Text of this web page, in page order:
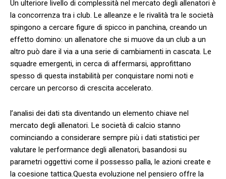
Un ulteriore livello di complessità nel mercato​ degli allenatori è
​la ⁣concorrenza tra⁢ i ⁣club. ‌Le alleanze e le‌ rivalità tra le ⁤società
‌spingono a⁣ cercare figure di spicco ⁤in panchina, creando un
effetto ​domino: un‍ allenatore ⁢che si muove da ⁤un club a un
altro può dare il via a una⁣ serie di cambiamenti⁢ in‌ cascata. Le
squadre ‍emergenti, in cerca di ⁤affermarsi, ⁢approfittano
spesso di questa instabilità per conquistare nomi noti⁣ e‌
cercare ​un percorso di crescita accelerato.
l’analisi⁢ dei dati sta diventando un elemento chiave nel
mercato ⁢degli allenatori.‍ Le società di ‍calcio stanno
cominciando a‌ considerare ⁢sempre più i dati statistici⁣ per
valutare le⁢ performance ‌degli allenatori,⁣ basandosi su
parametri oggettivi ​come il ⁣possesso ​palla, ‌le azioni create ⁢e
‍la coesione⁢ tattica.Questa evoluzione nel pensiero ‌offre la⁢